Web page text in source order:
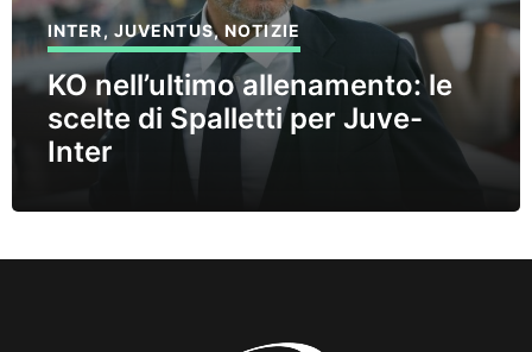
INTER, JUVENTUS,NOTIZIE
KO nell’ultimo allenamento: le
scelte di Spalletti per Juve-
Inter